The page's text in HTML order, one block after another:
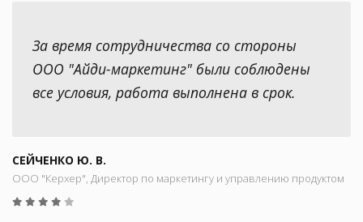
За время сотрудничества со стороны
ООО "Айди-маркетинг" были соблюдены
все условия, работа выполнена в срок.
СЕЙЧЕНКО Ю. В.
ООО "Керхер", Директор по маркетингу и управлению продуктом